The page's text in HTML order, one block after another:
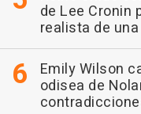
de Lee Cronin
realista de
Emily Wilson
odisea de